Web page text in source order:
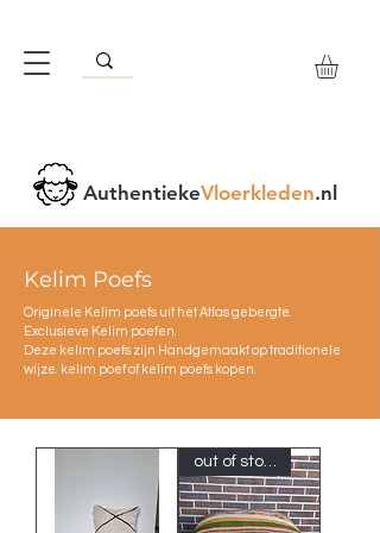
AuthentiekeVloerkleden.nl
Kelim Poefs
Originele Kelim poefs uit het Atlas gebergte.
Exclusieve Kelim poefen.
Deze kelim poefs zijn Handgemaakt op traditionele
wijze. kelim poef of kelim poefs kopen.